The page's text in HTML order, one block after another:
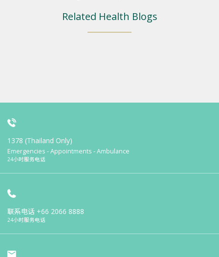
Related Health Blogs
1378 (Thailand Only)
Emergencies - Appointments - Ambulance
24小时服务电话
联系电话 +66 2066 8888
24小时服务电话